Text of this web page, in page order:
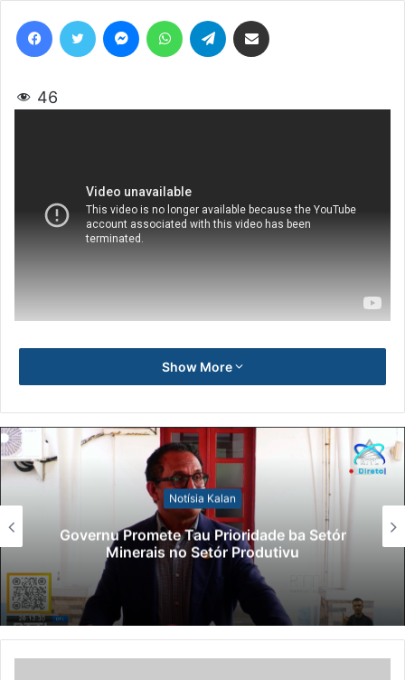
46
Show More
Notísia Kalan
Governu Promete Tau Prioridade ba Setór
Minerais no Setór Produtivu